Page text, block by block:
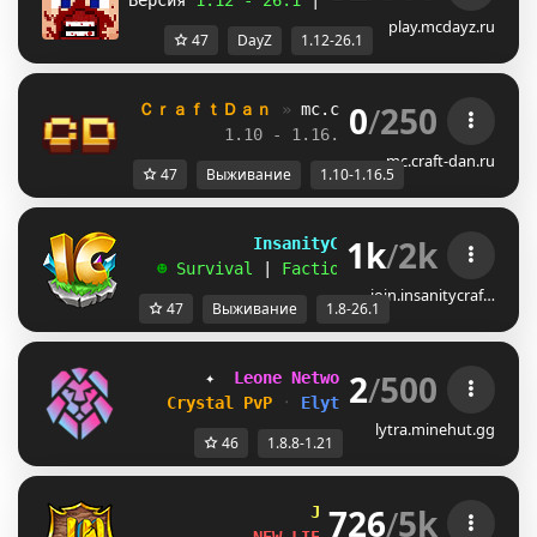
play.mcdayz.ru
47 DayZ 1.12-26.1
ＣｒａｆｔＤａｎ » mc.craftdan.net //
1.10 - 1.16.5 //
0/250
mc.craft-dan.ru
47 Выживание 1.10-1.16.5
InsanityCraft || 1.8 - 26.1
☻ Survival Factions | Skyblock
1k/2k
join.insanitycraf…
47 Выживание 1.8-26.1
✦ Leone Network ᛫ 1.8.8-1.21
Crystal PvP
᛫ Elytra PvP ᛫ Lifesteal
2/500
lytra.minehut.gg
46 1.8.8-1.21
Jartex Network
726/5k